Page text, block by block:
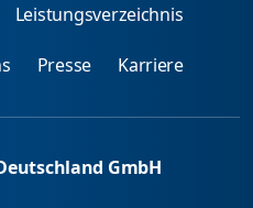
Leistungsverzeichnis
Presse Karriere
GmbH